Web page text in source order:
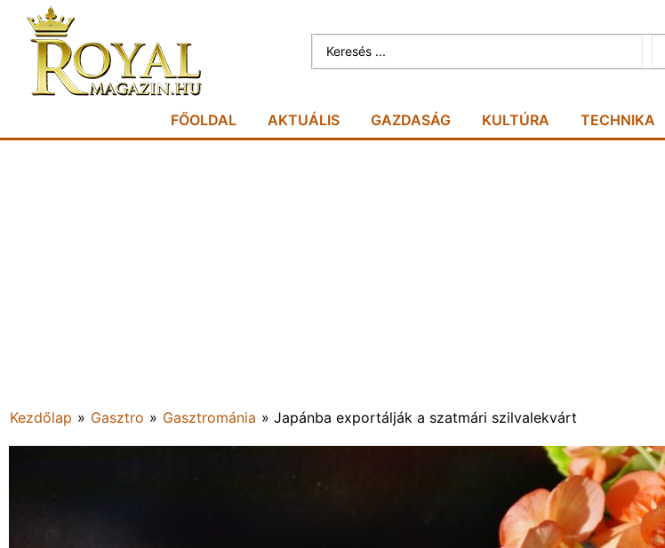
FŐOLDAL AKTUÁLIS GAZDASÁG KULTÚRA TECHNIKA
Kezdőlap » Gasztro » Gasztrománia » Japánba exportálják a szatmári szilvalekvárt